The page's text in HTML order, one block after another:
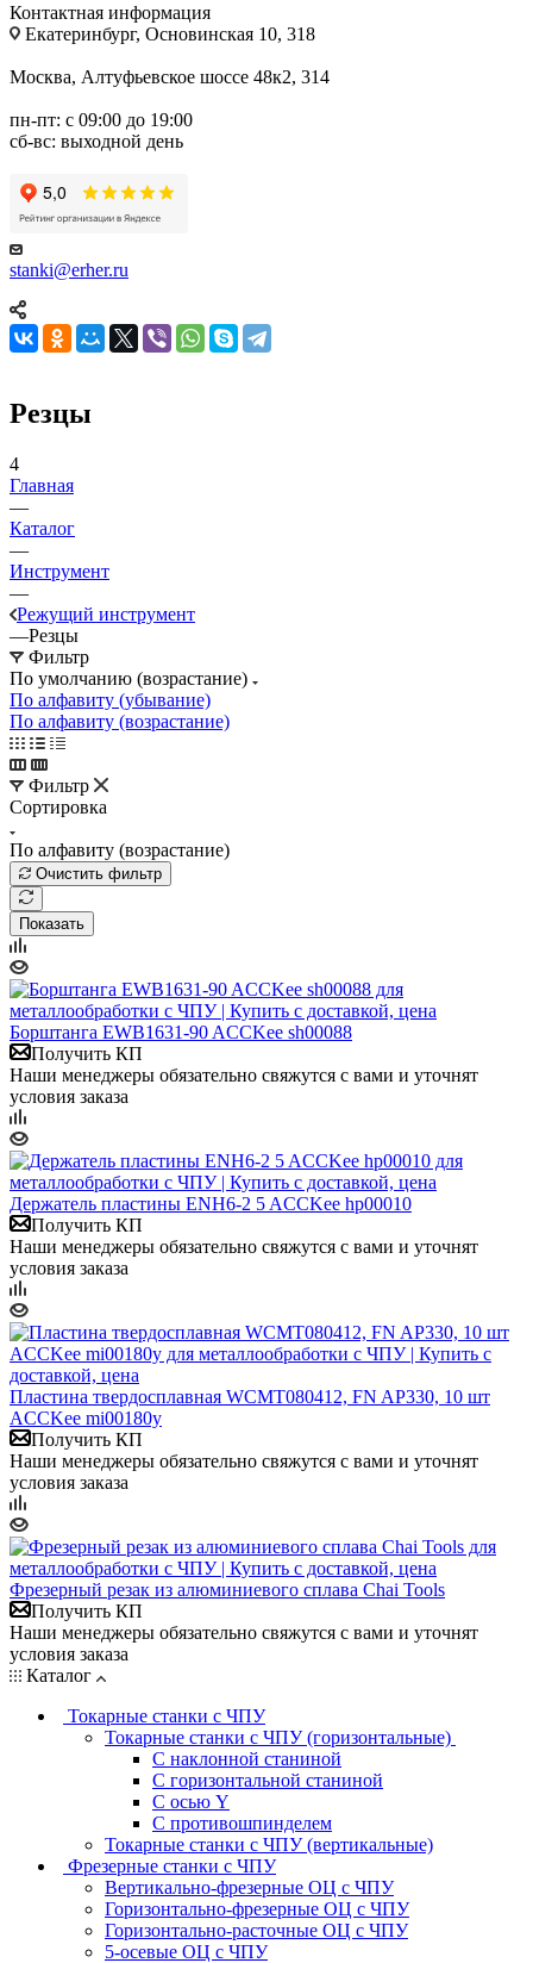
Контактная информация
Екатеринбург, Основинская 10, 318
Москва, Алтуфьевское шоссе 48к2, 314
пн-пт: с 09:00 до 19:00
сб-вс: выходной день
stanki@erher.ru
Резцы
4
Главная
—
Каталог
—
Инструмент
—
Режущий инструмент
—Резцы
Фильтр
По умолчанию (возрастание)
По алфавиту (убывание)
По алфавиту (возрастание)
Фильтр
Сортировка
По алфавиту (возрастание)
Очистить фильтр
Показать
Борштанга EWB1631-90 ACCKee sh00088
Получить КП
Наши менеджеры обязательно свяжутся с вами и уточнят
условия заказа
Держатель пластины ENH6-2 5 ACCKee hp00010
Получить КП
Наши менеджеры обязательно свяжутся с вами и уточнят
условия заказа
Пластина твердосплавная WCMT080412, FN AP330, 10 шт
ACCKee mi00180у
Получить КП
Наши менеджеры обязательно свяжутся с вами и уточнят
условия заказа
Фрезерный резак из алюминиевого сплава Chai Tools
Получить КП
Наши менеджеры обязательно свяжутся с вами и уточнят
условия заказа
Каталог
Токарные станки с ЧПУ
Токарные станки с ЧПУ (горизонтальные)
С наклонной станиной
С горизонтальной станиной
С осью Y
С противошпинделем
Токарные станки с ЧПУ (вертикальные)
Фрезерные станки с ЧПУ
Вертикально-фрезерные ОЦ с ЧПУ
Горизонтально-фрезерные ОЦ с ЧПУ
Горизонтально-расточные ОЦ с ЧПУ
5-осевые ОЦ с ЧПУ